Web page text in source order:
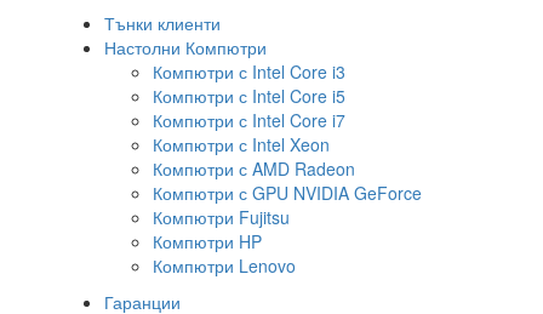
Тънки клиенти
Настолни Компютри
Компютри с Intel Core i3
Компютри с Intel Core i5
Компютри с Intel Core i7
Компютри с Intel Xeon
Компютри с AMD Radeon
Компютри с GPU NVIDIA GeForce
Компютри Fujitsu
Компютри HP
Компютри Lenovo
Гаранции